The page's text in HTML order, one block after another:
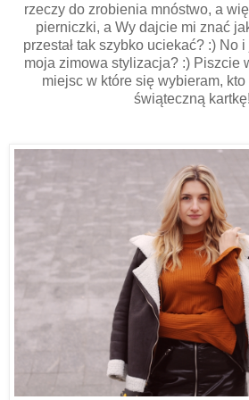
rzeczy do zrobienia mnóstwo, a
pierniczki, a Wy dajcie mi znać
przestał tak szybko uciekać? :) No
moja zimowa stylizacja? :) Piszcie
miejsc w które się wybieram,
świąteczną